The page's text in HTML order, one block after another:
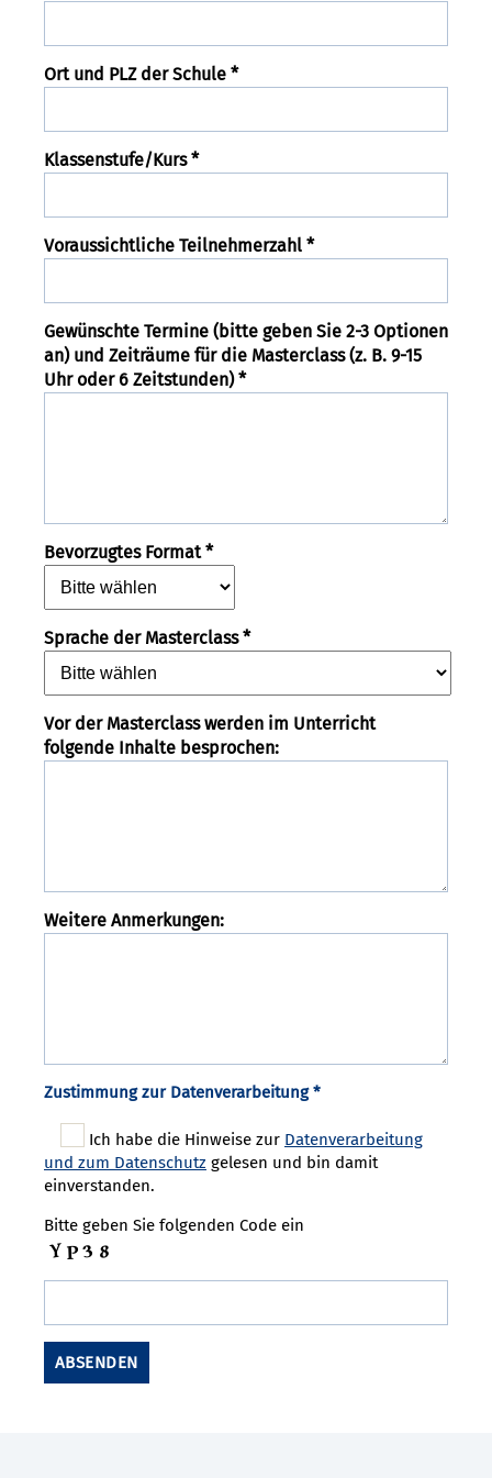
Ort und PLZ der Schule *
Klassenstufe/Kurs *
Voraussichtliche Teilnehmerzahl *
Gewünschte Termine (bitte geben Sie 2-3 Optionen
an) und Zeiträume für die Masterclass (z. B. 9-15
Uhr oder 6 Zeitstunden) *
Bevorzugtes Format *
Sprache der Masterclass *
Vor der Masterclass werden im Unterricht
folgende Inhalte besprochen:
Weitere Anmerkungen:
Zustimmung zur Datenverarbeitung *
Ich habe die Hinweise zur Datenverarbeitung
und zum Datenschutz gelesen und bin damit
einverstanden.
Bitte geben Sie folgenden Code ein